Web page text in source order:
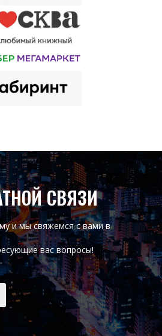
СВЯЗИ
и мы свяжемся с вами в
вас вопросы!